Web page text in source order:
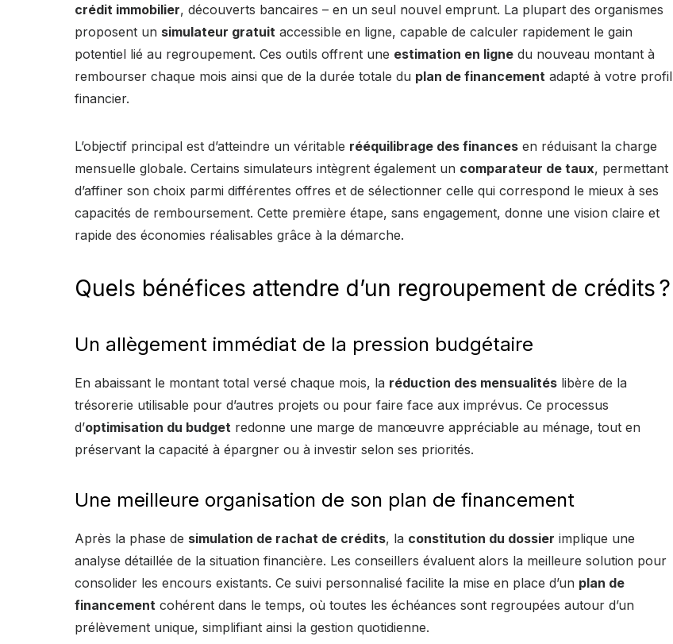
crédit immobilier, découverts bancaires – en un seul nouvel emprunt. La plupart des organismes
proposent un simulateur gratuit accessible en ligne, capable de calculer rapidement le gain
potentiel lié au regroupement. Ces outils offrent une estimation en ligne du nouveau montant à
rembourser chaque mois ainsi que de la durée totale du plan de financement adapté à votre profil
financier.
L’objectif principal est d’atteindre un véritable rééquilibrage des finances en réduisant la charge
mensuelle globale. Certains simulateurs intègrent également un comparateur de taux, permettant
d’affiner son choix parmi différentes offres et de sélectionner celle qui correspond le mieux à ses
capacités de remboursement. Cette première étape, sans engagement, donne une vision claire et
rapide des économies réalisables grâce à la démarche.
Quels bénéfices attendre d’un regroupement de crédits ?
Un allègement immédiat de la pression budgétaire
En abaissant le montant total versé chaque mois, la réduction des mensualités libère de la
trésorerie utilisable pour d’autres projets ou pour faire face aux imprévus. Ce processus
d’optimisation du budget redonne une marge de manœuvre appréciable au ménage, tout en
préservant la capacité à épargner ou à investir selon ses priorités.
Une meilleure organisation de son plan de financement
Après la phase de simulation de rachat de crédits, la constitution du dossier implique une
analyse détaillée de la situation financière. Les conseillers évaluent alors la meilleure solution pour
consolider les encours existants. Ce suivi personnalisé facilite la mise en place d’un plan de
financement cohérent dans le temps, où toutes les échéances sont regroupées autour d’un
prélèvement unique, simplifiant ainsi la gestion quotidienne.